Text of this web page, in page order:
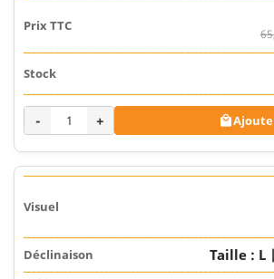
- + 
Taille : L